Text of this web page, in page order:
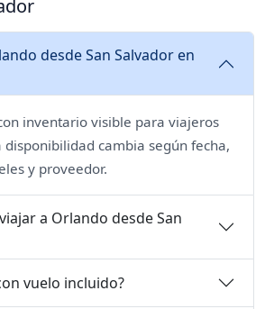
desde San Salvador en
inventario visible para viajeros
disponibilidad cambia según fecha,
y proveedor.
a Orlando desde San
vuelo incluido?